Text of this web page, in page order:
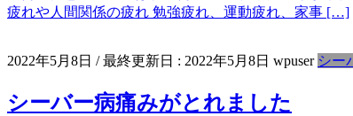
疲れや人間関係の疲れ 勉強疲れ、運動疲れ、家事 […]
2022年5月8日 / 最終更新日 : 2022年5月8日 wpuser シー
シーバー病痛みがとれました